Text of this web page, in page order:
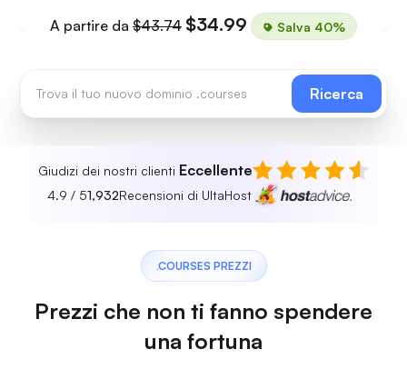
A partire da $43.74 $34.99 Salva 40%
Ricerca
Giudizi dei nostri clienti Eccellente
4.9 / 51,932Recensioni di UltaHost
.COURSES PREZZI
Prezzi che non ti fanno spendere
una fortuna